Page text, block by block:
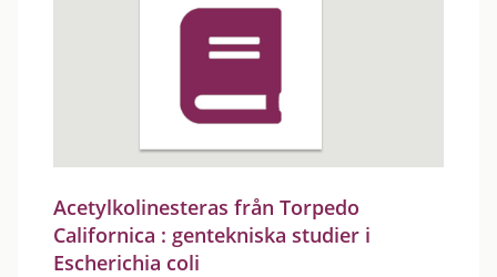
Acetylkolinesteras från Torpedo
Californica : gentekniska studier i
Escherichia coli